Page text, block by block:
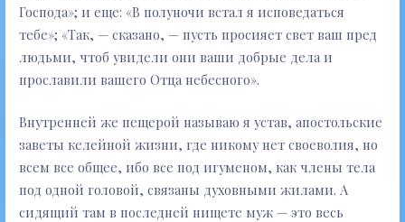
Господа»; и еще: «В полуночи встал я исповедаться
тебе»; «Так, — сказано, — пусть просияет свет ваш пред
людьми, чтоб увидели они ваши добрые дела и
прославили вашего Отца небесного».
Внутренней же пещерой называю я устав, апостольские
заветы келейной жизни, где никому нет своеволия, но
всем все общее, ибо все под игуменом, как члены тела
под одной головой, связаны духовными жилами. А
сидящий там в последней нищете муж — это весь